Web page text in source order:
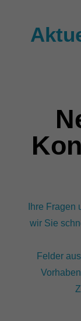
Ihre
wir Sie
Felder